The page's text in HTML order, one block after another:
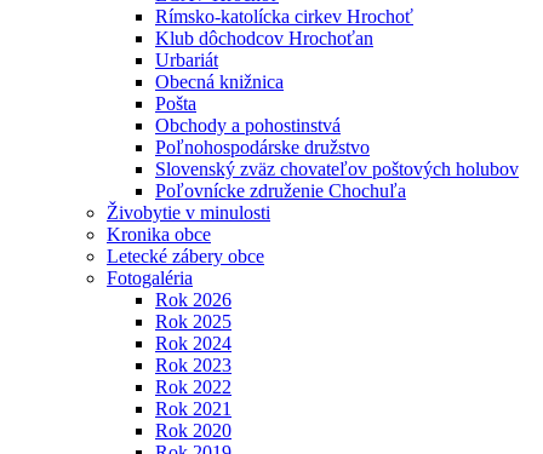
Rímsko-katolícka cirkev Hrochoť
Klub dôchodcov Hrochoťan
Urbariát
Obecná knižnica
Pošta
Obchody a pohostinstvá
Poľnohospodárske družstvo
Slovenský zväz chovateľov poštových holubov
Poľovnícke združenie Chochuľa
Živobytie v minulosti
Kronika obce
Letecké zábery obce
Fotogaléria
Rok 2026
Rok 2025
Rok 2024
Rok 2023
Rok 2022
Rok 2021
Rok 2020